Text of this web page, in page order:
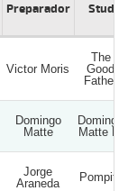
Preparador Stud
Victor Moris
The
Good
Father
Domingo
Matte
Domingo
Matte D.
Jorge
Araneda
Pompita